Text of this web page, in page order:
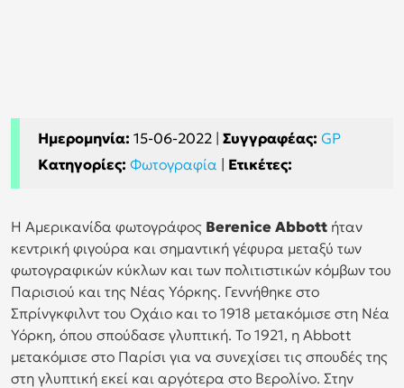
Ημερομηνία: 15-06-2022 | Συγγραφέας: GP
Κατηγορίες: Φωτογραφία | Ετικέτες:
Η Αμερικανίδα φωτογράφος Berenice Abbott ήταν
κεντρική φιγούρα και σημαντική γέφυρα μεταξύ των
φωτογραφικών κύκλων και των πολιτιστικών κόμβων του
Παρισιού και της Νέας Υόρκης. Γεννήθηκε στο
Σπρίνγκφιλντ του Οχάιο και το 1918 μετακόμισε στη Νέα
Υόρκη, όπου σπούδασε γλυπτική. Το 1921, η Abbott
μετακόμισε στο Παρίσι για να συνεχίσει τις σπουδές της
στη γλυπτική εκεί και αργότερα στο Βερολίνο. Στην